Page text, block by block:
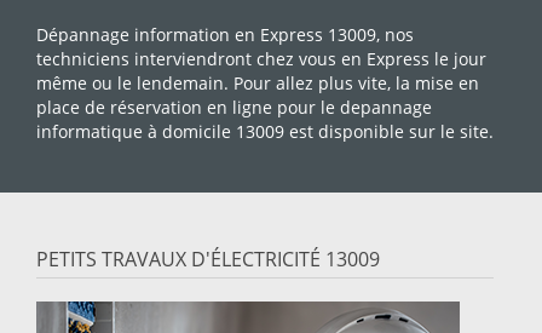
Dépannage information en Express 13009, nos
techniciens interviendront chez vous en Express le jour
même ou le lendemain. Pour allez plus vite, la mise en
place de réservation en ligne pour le depannage
informatique à domicile 13009 est disponible sur le site.
PETITS TRAVAUX D'ÉLECTRICITÉ 13009